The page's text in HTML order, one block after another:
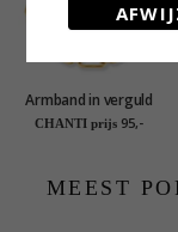
Armband in verguld
sterlingzilver x 6,3
CHANTI prijs 95,-
MEEST